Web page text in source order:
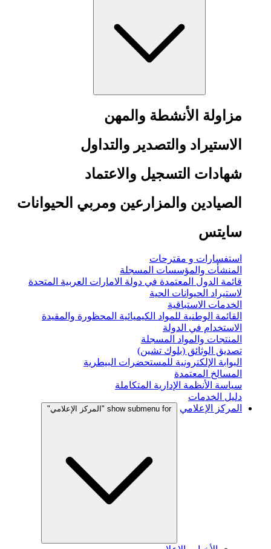
مزاولة الأنشطة والمهن
الاستيراد والتصدير والتداول
شهادات التسجيل والاعتماد
الصيادين والمزارعين ومربي الحيوانات
سايتس
استفسارات و مقترحات
المنشأت والمؤسسات المسجلة
قائمة الدول المعتمدة في دولة الامارات العربية المتحدة
لاستيراد الحيوانات الحية
الخدمات الاستباقية
القائمة الوطنية للمواد الكيميائية المحظورة والمقيدة
الاستخدام في الدولة
المنتجات والمواد المسجلة
تصديق الوثائق (بلوك تشين)
البوابة الإلكترونية للمستحضرات البيطرية
المسالخ المعتمدة
سياسة الأنظمة الإدارية المتكاملة
دليل الخدمات
المركز الإعلامي
show submenu for "المركز الإعلامي"